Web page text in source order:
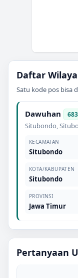
Daftar
Satu kode pos bisa
Dawuhan
Situbondo,
KECAMATAN
Situbondo
KOTA/KABUPATEN
Situbondo
PROVINSI
Jawa Timur
Pertanyaan